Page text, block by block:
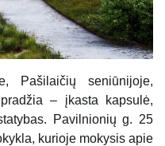
Pašilaičių seniūnijoje,
– įkasta kapsulė,
Pavilnionių g. 25
kurioje mokysis apie